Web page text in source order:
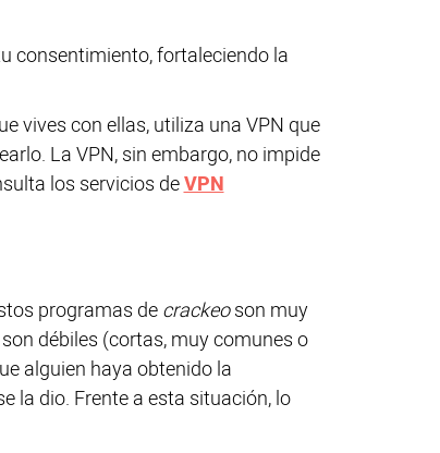
consentimiento, fortaleciendo la
vives con ellas, utiliza una VPN que
La VPN, sin embargo, no impide
los servicios deVPN
programas decrackeoson muy
débiles (cortas, muy comunes o
alguien haya obtenido la
la dio. Frente a esta situación, lo